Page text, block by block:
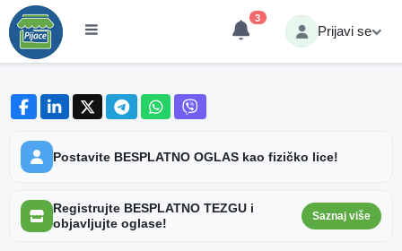
3
Prijavi se
Postavite BESPLATNO OGLAS kao fizičko lice!
Registrujte BESPLATNO TEZGU i
objavljujte oglase!
Saznaj više